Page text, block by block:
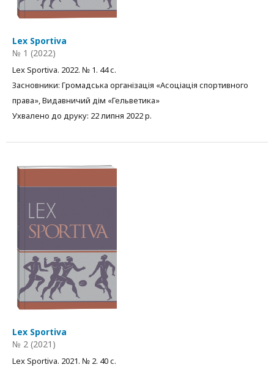
Lex Sportiva
№ 1 (2022)
Lex Sportiva. 2022. № 1. 44 с.
Засновники: Громадська організація «Асоціація спортивного
права», Видавничий дім «Гельветика»
Ухвалено до друку: 22 липня 2022 р.
Lex Sportiva
№ 2 (2021)
Lex Sportiva. 2021. № 2. 40 с.